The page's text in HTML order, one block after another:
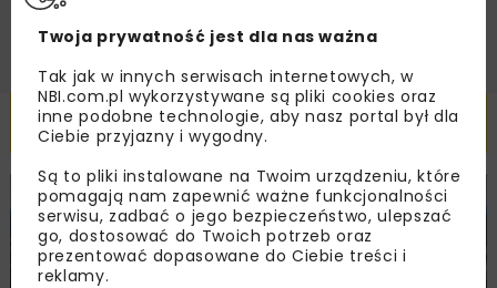
Powiązane artykuły
KOLEJ WIADOMOŚCI INWESTYCJE
Twoja prywatność jest dla nas ważna
Tak jak w innych serwisach internetowych, w
NBI.com.pl wykorzystywane są pliki cookies oraz
inne podobne technologie, aby nasz portal był dla
Ciebie przyjazny i wygodny.
Są to pliki instalowane na Twoim urządzeniu, które
pomagają nam zapewnić ważne funkcjonalności
serwisu, zadbać o jego bezpieczeństwo, ulepszać
go, dostosować do Twoich potrzeb oraz
prezentować dopasowane do Ciebie treści i
reklamy.